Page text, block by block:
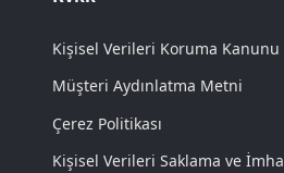
Kişisel Verileri Koruma Kanunu
Müşteri Aydınlatma Metni
Çerez Politikası
Kişisel Verileri Saklama ve İmha